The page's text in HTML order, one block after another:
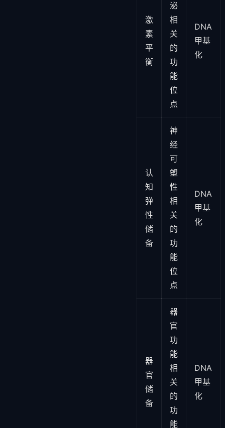
激
素
平
衡
泌
相
关
的
功
能
位
点
DNA
甲基
化
认
知
弹
性
储
备
神
经
可
塑
性
相
关
的
功
能
位
点
DNA
甲基
化
器
官
储
备
器
官
功
能
相
关
的
功
能
DNA
甲基
化